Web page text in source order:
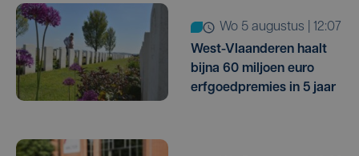
wo 5 augustus | 12:07
West-Vlaanderen haalt
bijna 60 miljoen euro
erfgoedpremies in 5 jaar